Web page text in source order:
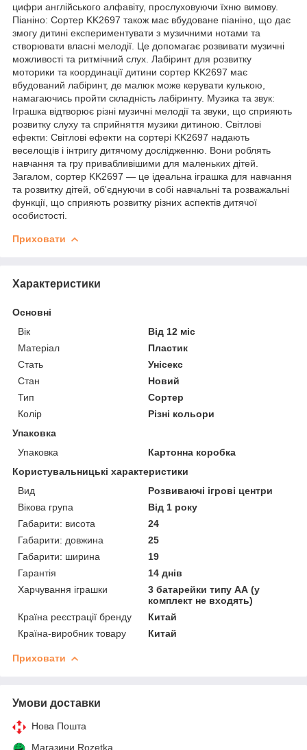
цифри англійського алфавіту, прослуховуючи їхню вимову.
Піаніно: Сортер KK2697 також має вбудоване піаніно, що дає
змогу дитині експериментувати з музичними нотами та
створювати власні мелодії. Це допомагає розвивати музичні
можливості та ритмічний слух. Лабіринт для розвитку
моторики та координації дитини сортер KK2697 має
вбудований лабіринт, де малюк може керувати кулькою,
намагаючись пройти складність лабіринту. Музика та звук:
Іграшка відтворює різні музичні мелодії та звуки, що сприяють
розвитку слуху та сприйняття музики дитиною. Світлові
ефекти: Світлові ефекти на сортері KK2697 надають
веселощів і інтригу дитячому дослідженню. Вони роблять
навчання та гру привабливішими для маленьких дітей.
Загалом, сортер KK2697 — це ідеальна іграшка для навчання
та розвитку дітей, об'єднуючи в собі навчальні та розважальні
функції, що сприяють розвитку різних аспектів дитячої
особистості.
Приховати
Характеристики
Основні
Вік
Від 12 міс
Матеріал
Пластик
Стать
Унісекс
Стан
Новий
Тип
Сортер
Колір
Різні кольори
Упаковка
Упаковка
Картонна коробка
Користувальницькі характеристики
Вид
Розвиваючі ігрові центри
Вікова група
Від 1 року
Габарити: висота
24
Габарити: довжина
25
Габарити: ширина
19
Гарантія
14 днів
Харчування іграшки
3 батарейки типу АА (у
комплект не входять)
Країна реєстрації бренду
Китай
Країна-виробник товару
Китай
Приховати
Умови доставки
Нова Пошта
Магазини Rozetka